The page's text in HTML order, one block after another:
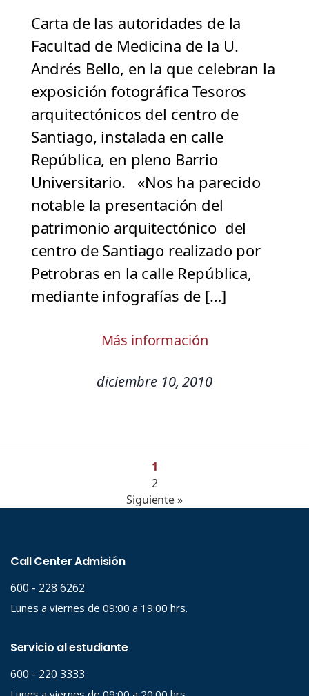
Carta de las autoridades de la
Facultad de Medicina de la U.
Andrés Bello, en la que celebran la
exposición fotográfica Tesoros
arquitectónicos del centro de
Santiago, instalada en calle
República, en pleno Barrio
Universitario. «Nos ha parecido
notable la presentación del
patrimonio arquitectónico del
centro de Santiago realizado por
Petrobras en la calle República,
mediante infografías de […]
Más información
diciembre 10, 2010
1
2
Siguiente »